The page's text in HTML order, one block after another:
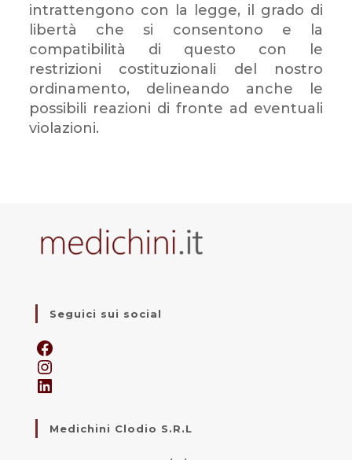
intrattengono con la legge, il grado di
libertà che si consentono e la
compatibilità di questo con le
restrizioni costituzionali del nostro
ordinamento, delineando anche le
possibili reazioni di fronte ad eventuali
violazioni.
Seguici sui social
Medichini Clodio S.R.L